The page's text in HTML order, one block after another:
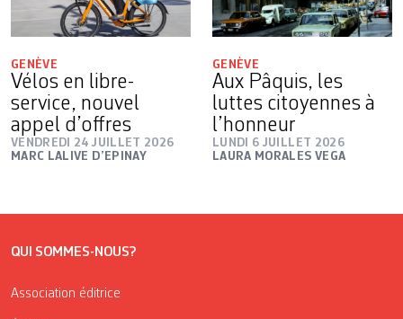
GENÈVE
Vélos en libre-
service, nouvel
appel d’offres
VENDREDI 24 JUILLET 2026
MARC LALIVE D’EPINAY
GENÈVE
Aux Pâquis, les
luttes citoyennes à
l’honneur
LUNDI 6 JUILLET 2026
LAURA MORALES VEGA
QUI SOMMES-NOUS?
Association éditrice